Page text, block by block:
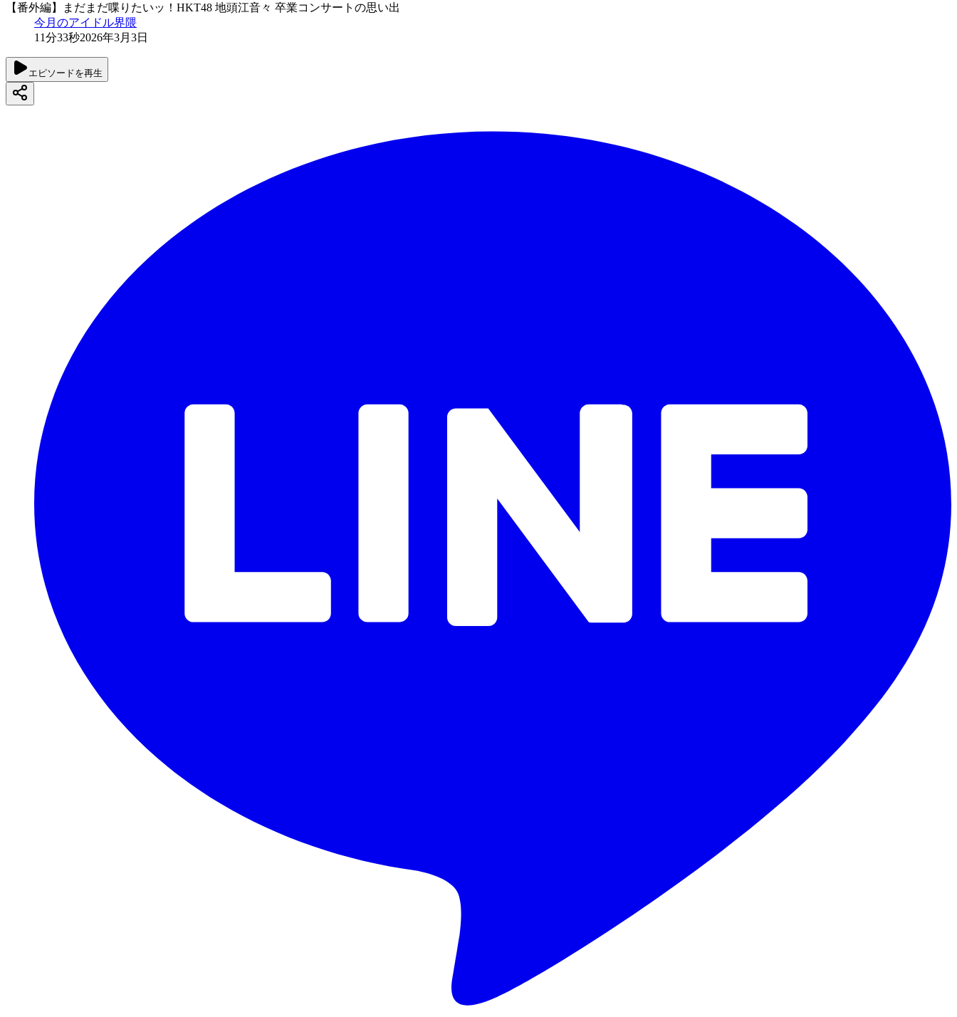
【番外編】まだまだ喋りたいッ！HKT48 地頭江音々 卒業コンサートの思い出
今月のアイドル界隈
11分33秒2026年3月3日
エピソードを再生